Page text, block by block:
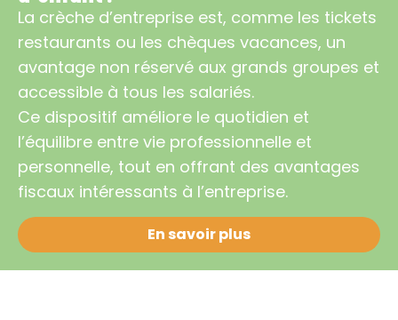
La crèche d’entreprise est, comme les tickets
restaurants ou les chèques vacances, un
avantage non réservé aux grands groupes et
accessible à tous les salariés.
Ce dispositif améliore le quotidien et
l’équilibre entre vie professionnelle et
personnelle, tout en offrant des avantages
fiscaux intéressants à l’entreprise.
En savoir plus